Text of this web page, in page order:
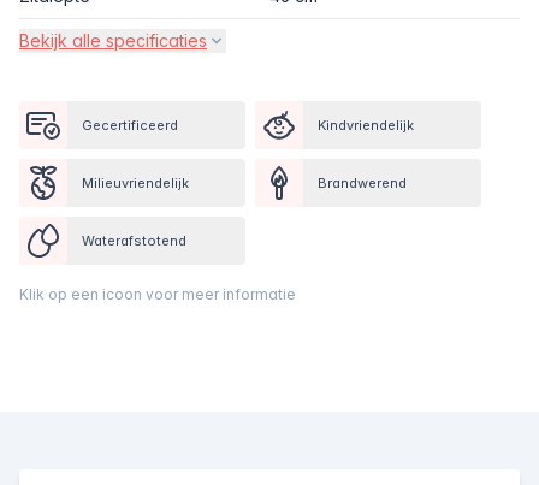
Bekijk alle specificaties
Gecertificeerd Kindvriendelijk
Milieuvriendelijk Brandwerend
Waterafstotend
Klik op een icoon voor meer informatie